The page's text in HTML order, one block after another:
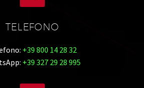
TELEFONO
+39 800 14 28 32
+39 327 29 28 995